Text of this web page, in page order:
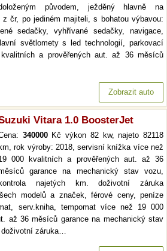
původem, ježděný hlavně na
čr, po jediném majiteli, s bohatou výbavou:
sedačky, vyhřívané sedačky, navigace,
světlomety s led technologií, parkovací
a prověřených aut. až 36 měsíců
Zobrazit auto
Vitara 1.0 BoosterJet
340000Kč výkon 82 kw, najeto 82118
km, rok výroby: 2018, servisní knížka více než
000 kvalitních a prověřených aut. až 36
garance na mechanický stav vozu,
kontrola najetých km. doživotní záruka
modelů a značek, férové ceny, peníze
serv.kniha, tempomat více než 19 000
až 36 měsíců garance na mechanický stav
doživotní záruka…